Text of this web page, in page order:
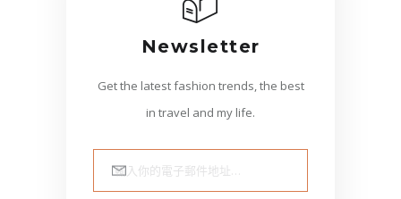
Newsletter
Get the latest fashion trends, the best
in travel and my life.
輸入你的電子郵件地址…